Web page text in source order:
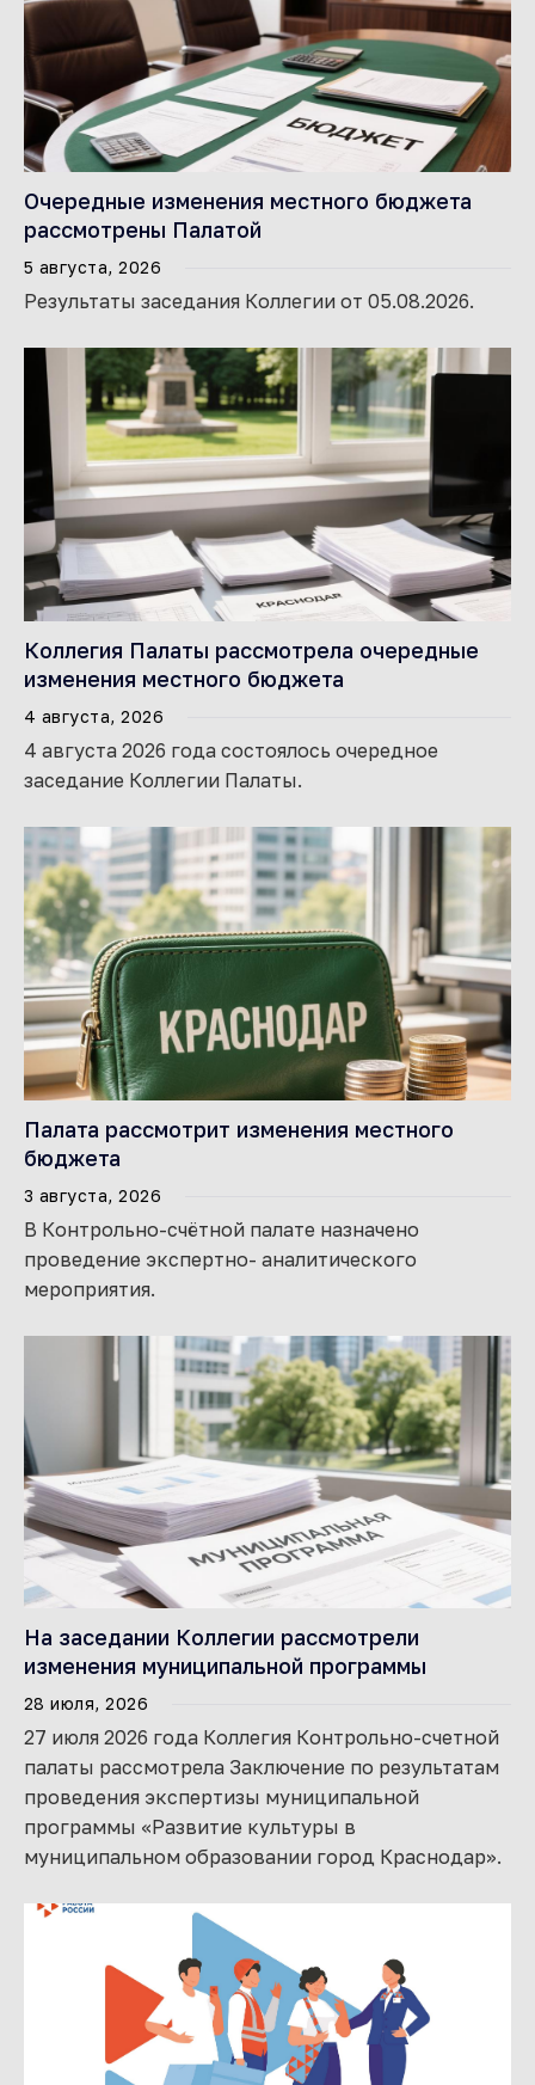
Очередные изменения местного бюджета
рассмотрены Палатой
5 августа, 2026
Результаты заседания Коллегии от 05.08.2026.
Коллегия Палаты рассмотрела очередные
изменения местного бюджета
4 августа, 2026
4 августа 2026 года состоялось очередное
заседание Коллегии Палаты.
Палата рассмотрит изменения местного
бюджета
3 августа, 2026
В Контрольно-счётной палате назначено
проведение экспертно- аналитического
мероприятия.
На заседании Коллегии рассмотрели
изменения муниципальной программы
28 июля, 2026
27 июля 2026 года Коллегия Контрольно-счетной
палаты рассмотрела Заключение по результатам
проведения экспертизы муниципальной
программы «Развитие культуры в
муниципальном образовании город Краснодар».